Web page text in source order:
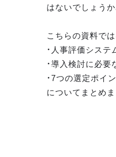
はないでしょうか
こちらの資料では
・人事評価シス
・導入検討に必
・7つの選定ポイ
についてまとめ